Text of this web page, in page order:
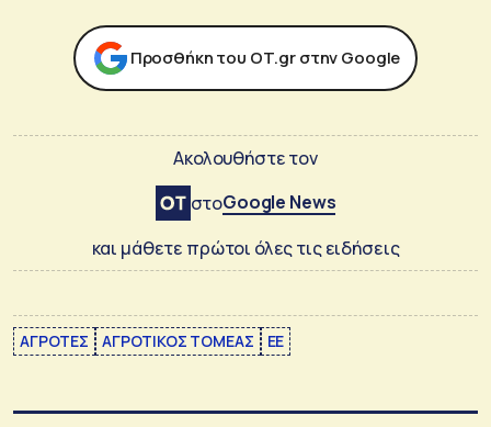
Προσθήκη του ΟΤ.gr στην Google
Ακολουθήστε τον
στοGoogle News
και μάθετε πρώτοι όλες τις ειδήσεις
ΑΓΡΟΤΕΣ ΑΓΡΟΤΙΚΟΣ ΤΟΜΕΑΣ ΕΕ